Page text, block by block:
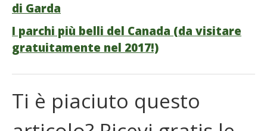
di Garda
I parchi più belli del Canada (da visitare
gratuitamente nel 2017!)
Ti è piaciuto questo